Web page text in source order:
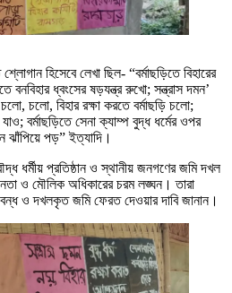
হিসেবে লেখা ছিল- “বর্মাছড়িতে বিহারের
বনবিহার ধ্বংসের ষড়যন্ত্র রুখো; সন্ত্রাস দমন’
চলো, বিহার রক্ষা করতে বর্মাছড়ি চলো;
যাও; বর্মাছড়িতে সেনা ক্যাম্প বুদ্ধ ধর্মের ওপর
ঝাঁপিয়ে পড়” ইত্যাদি।
ধর্মীয় প্রতিষ্ঠান ও স্থানীয় জনগণের জমি দখল
ও মৌলিক অধিকারের চরম লঙ্ঘন। তারা
ও দখলকৃত জমি ফেরত দেওয়ার দাবি জানান।